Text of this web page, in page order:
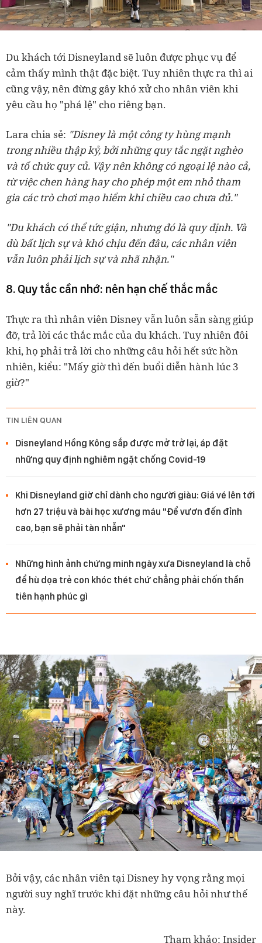
Du khách tới Disneyland sẽ luôn được phục vụ để
cảm thấy mình thật đặc biệt. Tuy nhiên thực ra thì ai
cũng vậy, nên đừng gây khó xử cho nhân viên khi
yêu cầu họ "phá lệ" cho riêng bạn.
Lara chia sẻ: "Disney là một công ty hùng mạnh
trong nhiều thập kỷ, bởi những quy tắc ngặt nghèo
và tổ chức quy củ. Vậy nên không có ngoại lệ nào cả,
từ việc chen hàng hay cho phép một em nhỏ tham
gia các trò chơi mạo hiểm khi chiều cao chưa đủ."
"Du khách có thể tức giận, nhưng đó là quy định. Và
dù bất lịch sự và khó chịu đến đâu, các nhân viên
vẫn luôn phải lịch sự và nhã nhặn."
8. Quy tắc cần nhớ: nên hạn chế thắc mắc
Thực ra thì nhân viên Disney vẫn luôn sẵn sàng giúp
đỡ, trả lời các thắc mắc của du khách. Tuy nhiên đôi
khi, họ phải trả lời cho những câu hỏi hết sức hồn
nhiên, kiểu: "Mấy giờ thì đến buổi diễn hành lúc 3
giờ?"
TIN LIÊN QUAN
Disneyland Hồng Kông sắp được mở trở lại, áp đặt
những quy định nghiêm ngặt chống Covid-19
Khi Disneyland giờ chỉ dành cho người giàu: Giá vé lên tới
hơn 27 triệu và bài học xương máu "Để vươn đến đỉnh
cao, bạn sẽ phải tàn nhẫn"
Những hình ảnh chứng minh ngày xưa Disneyland là chỗ
để hù dọa trẻ con khóc thét chứ chẳng phải chốn thần
tiên hạnh phúc gì
Bởi vậy, các nhân viên tại Disney hy vọng rằng mọi
người suy nghĩ trước khi đặt những câu hỏi như thế
này.
Tham khảo: Insider